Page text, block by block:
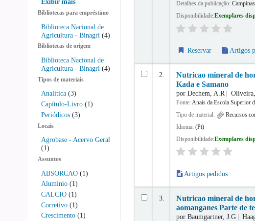
Exibir mais
Bibliotecas para empréstimo
Biblioteca Nacional de
Agricultura - Binagri (4)
Bibliotecas de origem
Biblioteca Nacional de
Agricultura - Binagri (4)
Tipos de materiais
Analítica (3)
Capítulo-Livro (1)
Periódicos (3)
Locais
Agrobase - Acervo Geral
(1)
Assuntos
ABSORCAO (1)
Aluminio (1)
CALCIO (1)
Corretivo (1)
Crescimento (1)
Detalhes da publicação:
Disponibilidade:Exemplares
Reservar Artigos
2.
Nutricao mineral de
Kada e Samano
porDechem, A.R
Fonte:Anais da Escola Superior
Tipo de material:
Recursos
Idioma:(Pt)
Disponibilidade:Exemplares
Artigos pedidos
3.
Nutricao mineral de
aomanganes Parte de
porBaumgartner, J.G